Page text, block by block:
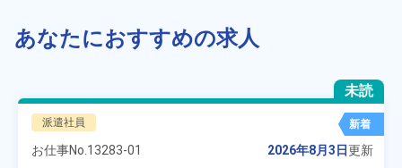
あなたにおすすめの求人
未読
派遣社員 新着
お仕事No. 13283-01 2026年8月3日更新